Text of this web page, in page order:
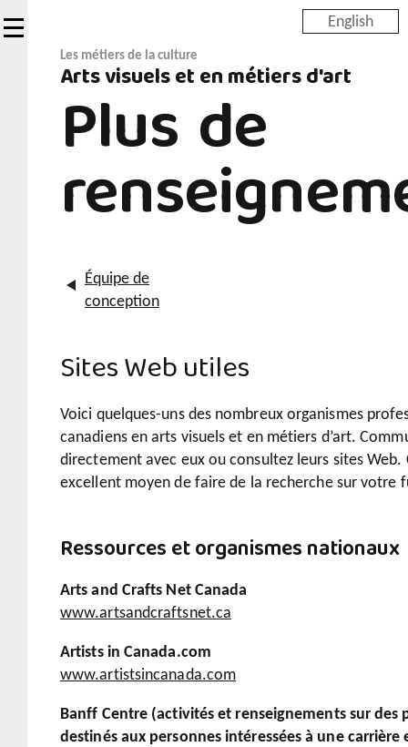
to
English
Les métiers de la culture
Arts visuels et en métiers d'art
Plus de
Équipe de
conception
Sites Web utiles
Voici quelques-uns des nombreux organismes
canadiens en arts visuels et en métiers d’art.
directement avec eux ou consultez leurs sites Web.
excellent moyen de faire de la recherche sur votre
Ressources et organismes nationaux
Arts and Crafts Net Canada
www.artsandcraftsnet.ca
Artists in Canada.com
www.artistsincanada.com
Banff Centre (activités et renseignements sur des
destinés aux personnes intéressées à une carrière